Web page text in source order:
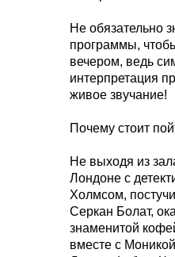
Не обязательно
программы,
вечером, ведь
интерпретация
живое звучание!
Почему стоит
Не выходя из
Лондоне с
Холмсом,
Серкан Болат,
знаменитой
вместе с